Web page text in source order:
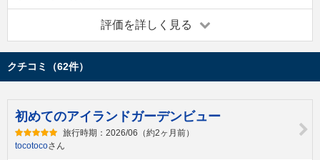
評価を詳しく見る
クチコミ（62件）
初めてのアイランドガーデンビュー
旅行時期：2026/06（約2ヶ月前）
tocotocoさん